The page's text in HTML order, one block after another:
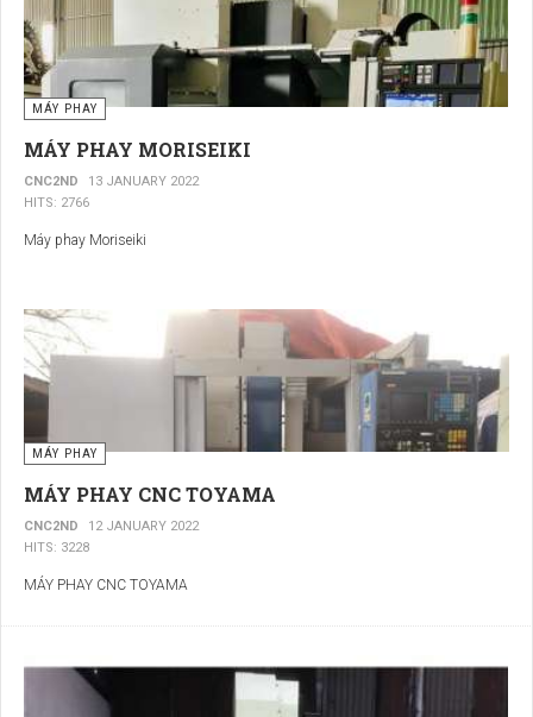
MÁY PHAY
MÁY PHAY MORISEIKI
CNC2ND
13 JANUARY 2022
HITS: 2766
Máy phay Moriseiki
MÁY PHAY
MÁY PHAY CNC TOYAMA
CNC2ND
12 JANUARY 2022
HITS: 3228
MÁY PHAY CNC TOYAMA